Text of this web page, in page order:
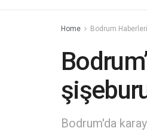
Home Bodrum Haberleri
Bodrum'da